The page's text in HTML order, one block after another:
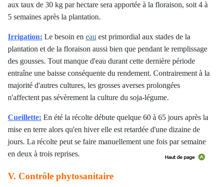
aux taux de 30 kg par hectare sera apportée à la floraison, soit 4 à
5 semaines après la plantation.
Irrigation: Le besoin en eau est primordial aux stades de la
plantation et de la floraison aussi bien que pendant le remplissage
des gousses. Tout manque d'eau durant cette dernière période
entraîne une baisse conséquente du rendement. Contrairement à la
majorité d'autres cultures, les grosses averses prolongées
n'affectent pas sévèrement la culture du soja-légume.
Cueillette: En été la récolte débute quelque 60 à 65 jours après la
mise en terre alors qu'en hiver elle est retardée d'une dizaine de
jours. La récolte peut se faire manuellement une fois par semaine
en deux à trois reprises.
V. Contrôle phytosanitaire